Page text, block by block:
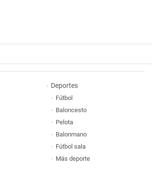
Deportes
Fútbol
Baloncesto
Pelota
Balonmano
Fútbol sala
Más deporte